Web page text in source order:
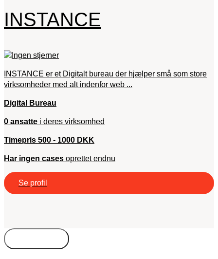
INSTANCE
INSTANCE er et Digitalt bureau der hjælper små som store
virksomheder med alt indenfor web ...
Digital Bureau
0 ansatte i deres virksomhed
Timepris 500 - 1000 DKK
Har ingen cases oprettet endnu
Se profil